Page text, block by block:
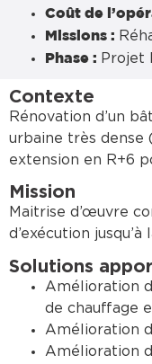
Coût de
Missions :
Phase : Projet
Contexte
Rénovation d’un
urbaine très
extension en R+6
Mission
Maitrise d’œuvre
d’exécution
Solutions
Amélioration
de chauffage
Amélioration
Amélioration